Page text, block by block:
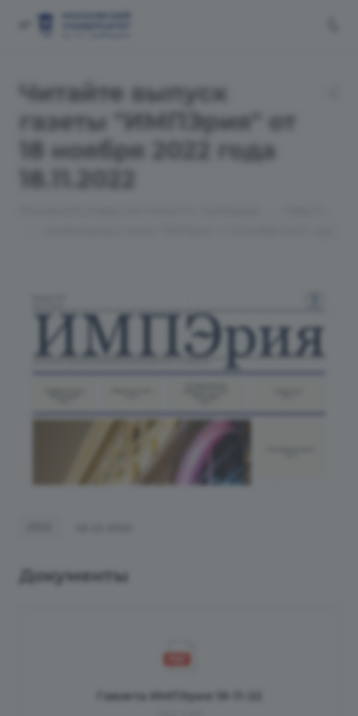
Читайте выпуск
газеты "ИМПЭрия" от
18 ноября 2022 года
18.11.2022
Документы
Гавзета ИМПЭрия 18-11-22